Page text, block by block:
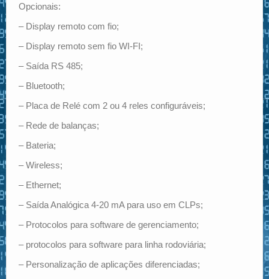
Opcionais:
– Display remoto com fio;
– Display remoto sem fio WI-FI;
– Saída RS 485;
– Bluetooth;
– Placa de Relé com 2 ou 4 reles configuráveis;
– Rede de balanças;
– Bateria;
– Wireless;
– Ethernet;
– Saída Analógica 4-20 mA para uso em CLPs;
– Protocolos para software de gerenciamento;
– protocolos para software para linha rodoviária;
– Personalização de aplicações diferenciadas;